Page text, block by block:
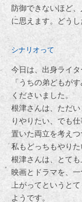
防御できないほど
に思えます。どうし
シナリオって
今日は、出身ライ
「うちの弟どもが
くださいました。
根津さんは、ただ
りやりたい、でも
置いた両立を考え
私もどっちもやり
根津さんは、とて
映画とドラマを、
上がってというと
ようです。